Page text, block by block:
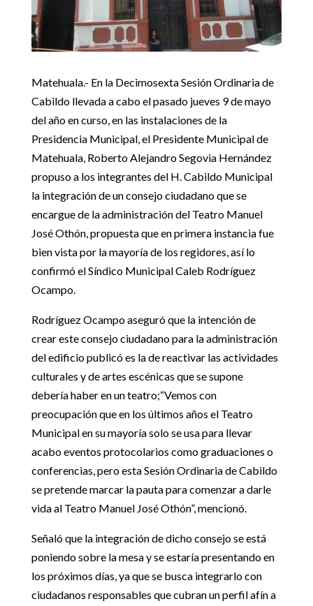
Matehuala.- En la Decimosexta Sesión Ordinaria de
Cabildo llevada a cabo el pasado jueves 9 de mayo
del año en curso, en las instalaciones de la
Presidencia Municipal, el Presidente Municipal de
Matehuala, Roberto Alejandro Segovia Hernández
propuso a los integrantes del H. Cabildo Municipal
la integración de un consejo ciudadano que se
encargue de la administración del Teatro Manuel
JoséOthón, propuesta que en primera instancia fue
bien vista por la mayoría de los regidores,así lo
confirmó el Síndico Municipal Caleb Rodríguez
Ocampo.
Rodríguez Ocampo aseguró que la intención de
crear este consejo ciudadano para la administración
del edificio publicó es la de reactivar las actividades
culturales y de artes escénicas que se supone
debería haber en un teatro;“Vemos con
preocupación que en los últimos años el Teatro
Municipal en su mayoría solo se usa para llevar
acabo eventos protocolarios como graduaciones o
conferencias, pero esta Sesión Ordinaria de Cabildo
se pretendemarcarla pauta para comenzar a darle
vida al Teatro Manuel JoséOthón”, mencionó.
Señaló que la integración de dicho consejo se está
poniendo sobre la mesa y se estaría presentando en
los próximos días, ya que se busca integrarlo con
ciudadanos responsables que cubran un perfilafína